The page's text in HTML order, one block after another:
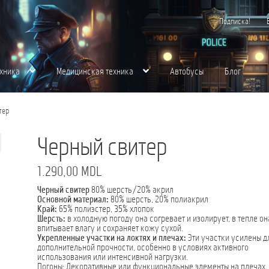
Подписка!
Медицинская техника Автобусы Блог
Черный свитер
1.290,00 MDL
Черный свитер80% шерсть/20% акрил
Основной материал: 80% шерсть, 20% полиакрил
Край: 65% полиэстер, 35% хлопок
Шерсть: в холодную погоду она согревает и изолирует, в тепле
впитывает влагу и сохраняет кожу сухой.
Укрепленные участки на локтях и плечах: Эти участки усилены
дополнительной прочности, особенно в условиях активного
использования или интенсивной нагрузки.